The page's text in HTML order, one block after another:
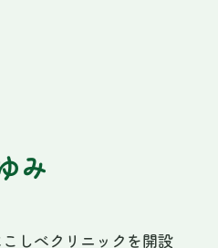
児外科・胃腸科・訪問